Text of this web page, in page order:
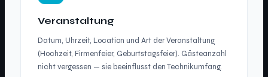
Veranstaltung
Datum, Uhrzeit, Location und Art der Veranstaltung
(Hochzeit, Firmenfeier, Geburtstagsfeier). Gästeanzahl
nicht vergessen — sie beeinflusst den Technikumfang.